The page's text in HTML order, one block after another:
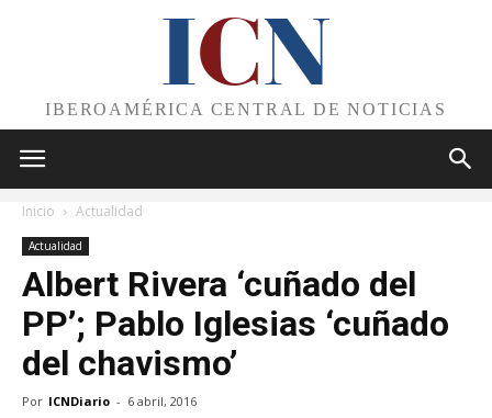
ICN
IBEROAMÉRICA CENTRAL DE NOTICIAS
Inicio Actualidad
Actualidad
Albert Rivera ‘cuñado del
PP’; Pablo Iglesias ‘cuñado
del chavismo’
Por ICNDiario - 6 abril, 2016